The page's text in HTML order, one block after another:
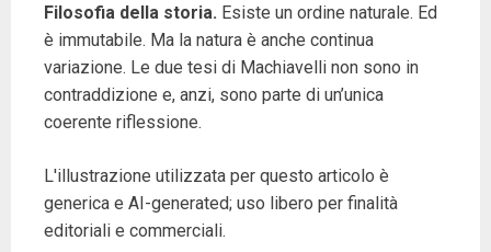
Filosofia della storia. Esiste un ordine naturale. Ed
è immutabile. Ma la natura è anche continua
variazione. Le due tesi di Machiavelli non sono in
contraddizione e, anzi, sono parte di un’unica
coerente riflessione.
L'illustrazione utilizzata per questo articolo è
generica e AI-generated; uso libero per finalità
editoriali e commerciali.